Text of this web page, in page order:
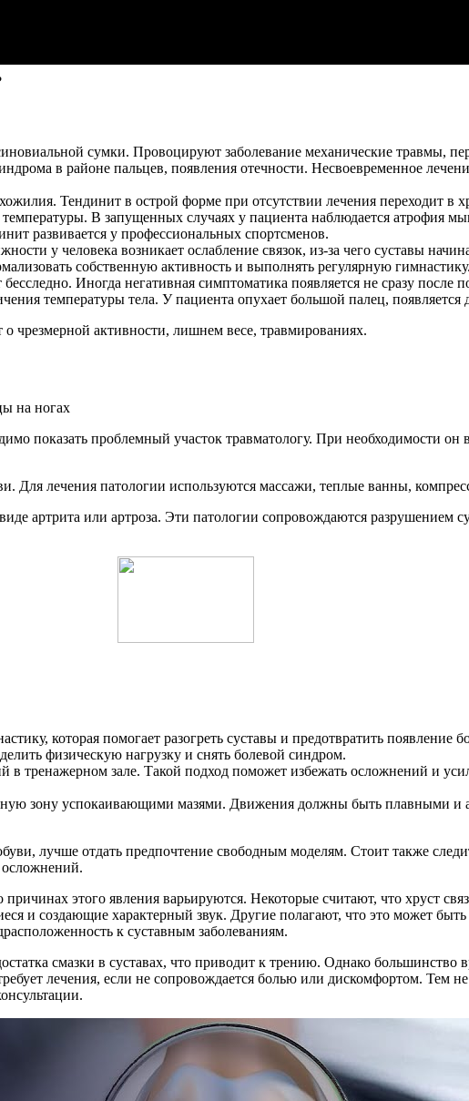
сумки. Провоцируют заболевание механические травмы,
в районе пальцев, появления отечности. Несвоевременное
Тендинит в острой форме при отсутствии лечения переходит в
В запущенных случаях у пациента наблюдается атрофия
развивается у профессиональных спортсменов.
у человека возникает ослабление связок, из-за чего суставы
собственную активность и выполнять регулярную гимнастику.
Иногда негативная симптоматика появляется не сразу после
температуры тела. У пациента опухает большой палец, появляется
чрезмерной активности, лишнем весе, травмированиях.
показать проблемный участок травматологу. При необходимости
Для лечения патологии используются массажи, теплые ванны,
артрита или артроза. Эти патологии сопровождаются
которая помогает разогреть суставы и предотвратить
физическую нагрузку и снять болевой синдром.
в тренажерном зале. Такой подход поможет избежать осложнений и
зону успокаивающими мазями. Движения должны быть плавными и
лучше отдать предпочтение свободным моделям. Стоит также
этого явления варьируются. Некоторые считают, что хруст
и создающие характерный звук. Другие полагают, что это может быть
к суставным заболеваниям.
смазки в суставах, что приводит к трению. Однако большинство
лечения, если не сопровождается болью или дискомфортом. Тем